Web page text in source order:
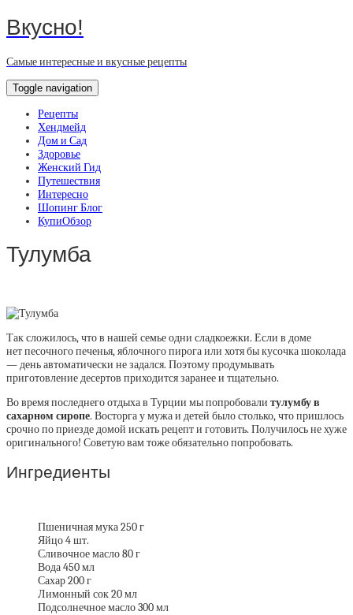
Вкусно!
Самые интересные и вкусные рецепты
Toggle navigation
Рецепты
Хендмейд
Дом и Сад
Здоровье
Женский Гид
Путешествия
Интересно
Шопинг Блог
КупиОбзор
Тулумба
Так сложилось, что в нашей семье одни сладкоежки. Если в доме
нет песочного печенья, яблочного пирога или хотя бы кусочка шоколада
— день автоматически не задался. Поэтому продумывать
приготовление десертов приходится заранее и тщательно.
Во время последнего отдыха в Турции мы попробовали тулумбу в
сахарном сиропе. Восторга у мужа и детей было столько, что пришлось
срочно по приезде домой искать рецепт и готовить. Получилось не хуже
оригинального! Советую вам тоже обязательно попробовать.
Ингредиенты
Пшеничная мука 250 г
Яйцо 4 шт.
Сливочное масло 80 г
Вода 450 мл
Сахар 200 г
Лимонный сок 20 мл
Подсолнечное масло 300 мл